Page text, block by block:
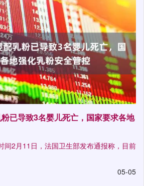
已导致3名婴儿死亡，国家要求各地
间2月11日，法国卫生部发布通报称，目前
05-05